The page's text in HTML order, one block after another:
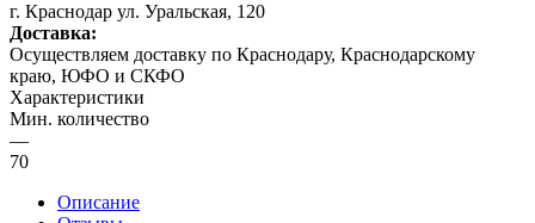
г. Краснодар ул. Уральская, 120
Доставка:
Осуществляем доставку по Краснодару, Краснодарскому
краю, ЮФО и СКФО
Характеристики
Мин. количество
—
70
Описание